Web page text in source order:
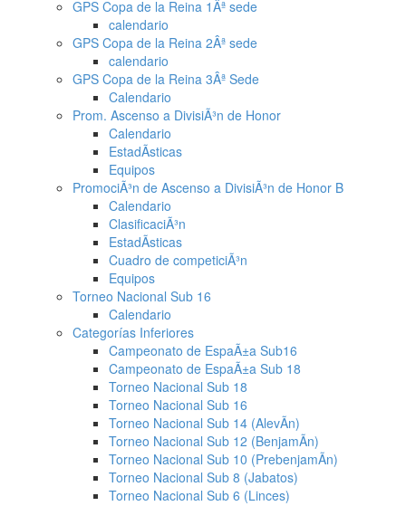
GPS Copa de la Reina 1Âª sede
calendario
GPS Copa de la Reina 2Âª sede
calendario
GPS Copa de la Reina 3Âª Sede
Calendario
Prom. Ascenso a DivisiÃ³n de Honor
Calendario
EstadÃ­sticas
Equipos
PromociÃ³n de Ascenso a DivisiÃ³n de Honor B
Calendario
ClasificaciÃ³n
EstadÃ­sticas
Cuadro de competiciÃ³n
Equipos
Torneo Nacional Sub 16
Calendario
Categorías Inferiores
Campeonato de EspaÃ±a Sub16
Campeonato de EspaÃ±a Sub 18
Torneo Nacional Sub 18
Torneo Nacional Sub 16
Torneo Nacional Sub 14 (AlevÃ­n)
Torneo Nacional Sub 12 (BenjamÃ­n)
Torneo Nacional Sub 10 (PrebenjamÃ­n)
Torneo Nacional Sub 8 (Jabatos)
Torneo Nacional Sub 6 (Linces)